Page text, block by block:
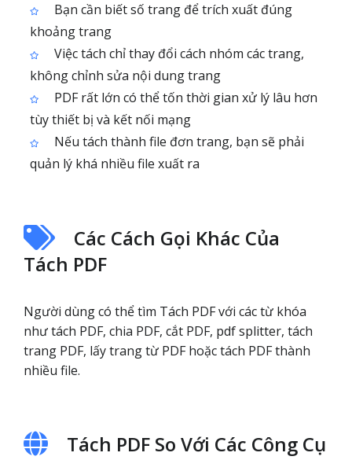
Bạn cần biết số trang để trích xuất đúng
khoảng trang
Việc tách chỉ thay đổi cách nhóm các trang,
không chỉnh sửa nội dung trang
PDF rất lớn có thể tốn thời gian xử lý lâu hơn
tùy thiết bị và kết nối mạng
Nếu tách thành file đơn trang, bạn sẽ phải
quản lý khá nhiều file xuất ra
Các Cách Gọi Khác Của
Tách PDF
Người dùng có thể tìm Tách PDF với các từ khóa
như tách PDF, chia PDF, cắt PDF, pdf splitter, tách
trang PDF, lấy trang từ PDF hoặc tách PDF thành
nhiều file.
Tách PDF So Với Các Công Cụ